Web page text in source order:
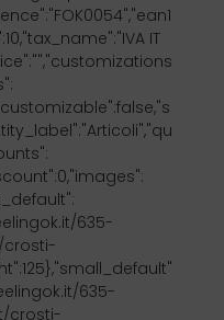
IT
635-
635-
crosti-